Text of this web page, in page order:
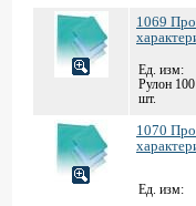
1069
Ед. изм:
Рулон 100
шт.
1070
Ед. изм: